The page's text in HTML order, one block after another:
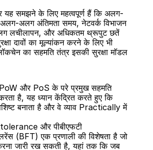
यह समझने के लिए महत्वपूर्ण हैं कि अलग-
अलग अंतिमता समय, नेटवर्क विभाजन
लचीलापन, और अधिकतम थ्रूपुट छतें
दावों का मूल्यांकन करने के लिए भी
का सहमति तंत्र इसकी सुरक्षा मॉडल
PoW और PoS के परे प्रमुख सहमति
है, यह ध्यान केंद्रित करते हुए कि
बनाता है और वे व्याव Practically में
और पीबीएफटी
(BFT) एक प्रणाली की विशेषता है जो
जारी रख सकती है, यहां तक कि जब